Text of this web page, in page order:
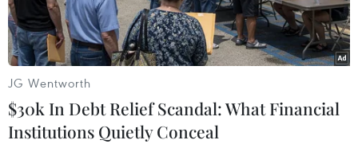
JG Wentworth
$30k In Debt Relief Scandal: What Financial
Institutions Quietly Conceal